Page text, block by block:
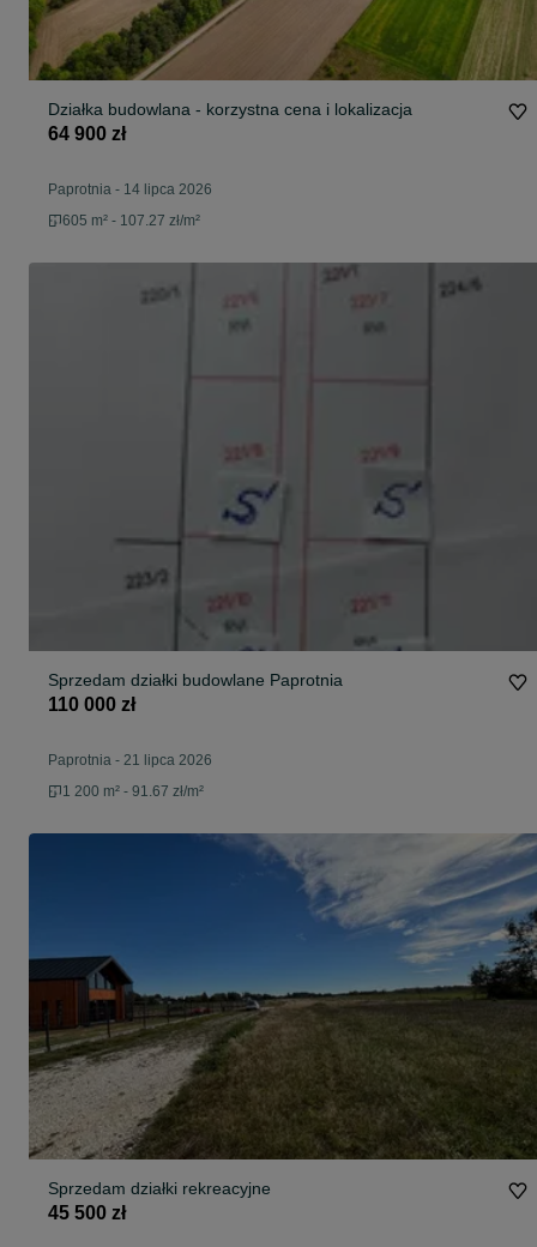
Działka budowlana - korzystna cena i lokalizacja
64 900 zł
Paprotnia - 14 lipca 2026
605 m² - 107.27 zł/m²
Sprzedam działki budowlane Paprotnia
110 000 zł
Paprotnia - 21 lipca 2026
1 200 m² - 91.67 zł/m²
Sprzedam działki rekreacyjne
45 500 zł